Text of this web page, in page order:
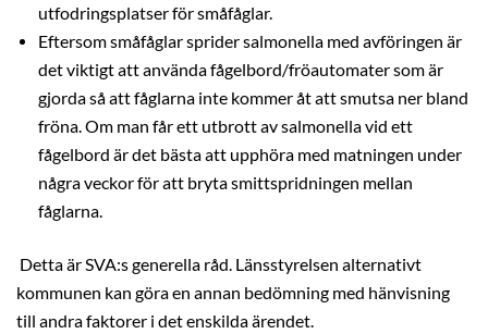
utfodringsplatser för småfåglar.
Eftersom småfåglar sprider salmonella med avföringen är
det viktigt att använda fågelbord/fröautomater som är
gjorda så att fåglarna inte kommer åt att smutsa ner bland
fröna. Om man får ett utbrott av salmonella vid ett
fågelbord är det bästa att upphöra med matningen under
några veckor för att bryta smittspridningen mellan
fåglarna.
Detta är SVA:s generella råd. Länsstyrelsen alternativt
kommunen kan göra en annan bedömning med hänvisning
till andra faktorer i det enskilda ärendet.